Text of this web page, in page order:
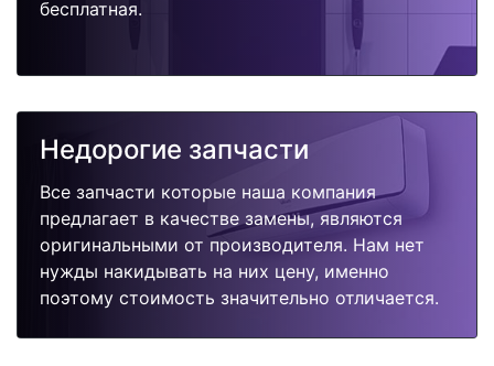
бесплатная.
Недорогие запчасти
Все запчасти которые наша компания
предлагает в качестве замены, являются
оригинальными от производителя. Нам нет
нужды накидывать на них цену, именно
поэтому стоимость значительно отличается.